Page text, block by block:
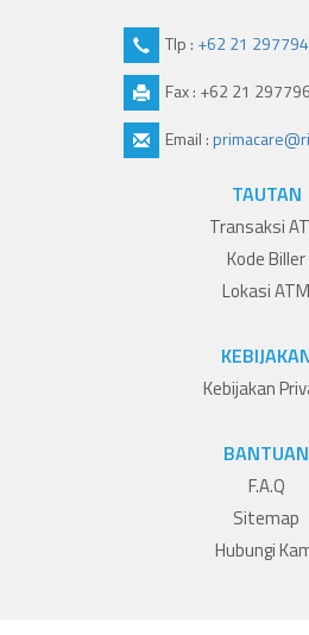
Tlp : +62 21
Fax : +62 21
Email :
TAUTAN
Transaksi
Kode Biller
Lokasi ATM
Kebijakan
BANTUAN
F.A.Q
Sitemap
Hubungi